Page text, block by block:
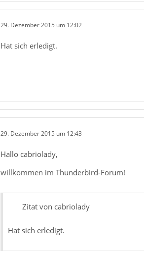
29. Dezember 2015 um 12:02
Hat sich erledigt.
29. Dezember 2015 um 12:43
Hallo cabriolady,
willkommen im Thunderbird-Forum!
Zitat von cabriolady
Hat sich erledigt.